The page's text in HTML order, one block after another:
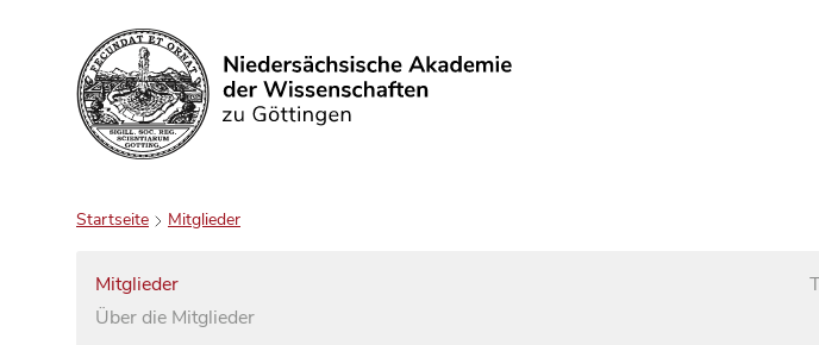
Suchen
Startseite Mitglieder
Mitglieder
Über die Mitglieder